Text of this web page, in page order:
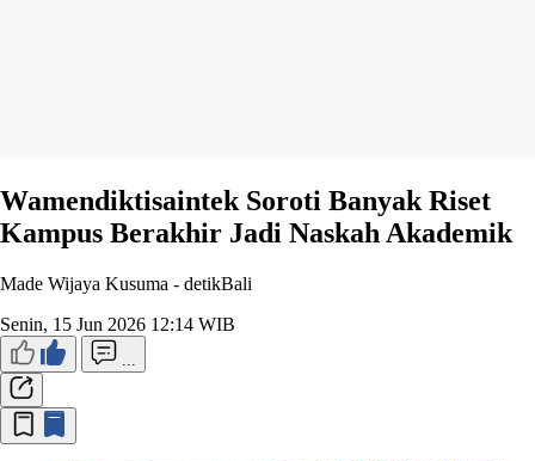
Wamendiktisaintek Soroti Banyak Riset
Kampus Berakhir Jadi Naskah Akademik
Made Wijaya Kusuma - detikBali
Senin, 15 Jun 2026 12:14 WIB